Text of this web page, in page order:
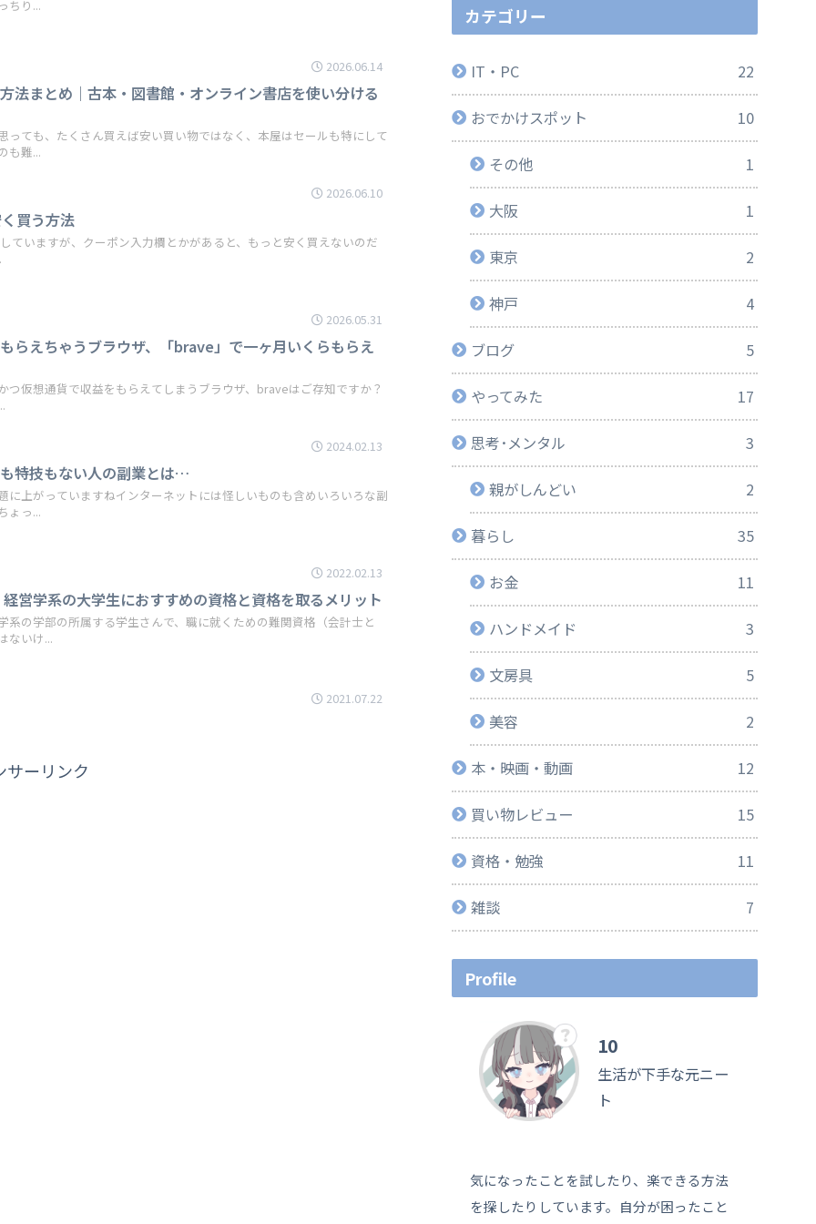
ちり...
2026.06.14
法まとめ｜古本・図書館・オンライン書店を使い分ける
っても、たくさん買えば安い買い物ではなく、本屋はセールも特にして
も難...
2026.06.10
買う方法
ていますが、クーポン入力欄とかがあると、もっと安く買えないのだ
2026.05.31
らえちゃうブラウザ、「brave」で一ヶ月いくらもらえ
つ仮想通貨で収益をもらえてしまうブラウザ、braveはご存知ですか？
2024.02.13
特技もない人の副業とは…
に上がっていますねインターネットには怪しいものも含めいろいろな副
ょっ...
2022.02.13
営学系の大学生におすすめの資格と資格を取るメリット
系の学部の所属する学生さんで、職に就くための難関資格（会計士と
ないけ...
2021.07.22
サーリンク
カテゴリー
IT・PC 22
おでかけスポット 10
その他 1
大阪 1
東京 2
神戸 4
ブログ 5
やってみた 17
思考･メンタル 3
親がしんどい 2
暮らし 35
お金 11
ハンドメイド 3
文房具 5
美容 2
本・映画・動画 12
買い物レビュー 15
資格・勉強 11
雑談 7
Profile
10
生活が下手な元ニー
ト
気になったことを試したり、楽できる方法
を探したりしています。自分が困ったこと